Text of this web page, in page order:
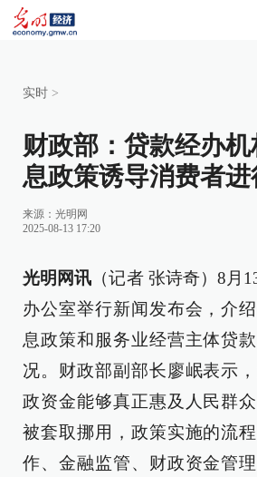
实时 >
财政部：贷款经办
息政策诱导消费者
来源： 光明网
2025-08-13 17:20
光明网讯 （记者 张诗奇）8月
办公室举行新闻发布会，介
息政策和服务业经营主体贷
况。财政部副部长廖岷表示
政资金能够真正惠及人民群
被套取挪用，政策实施的流
作、金融监管、财政资金管